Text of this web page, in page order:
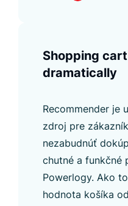
Shopping
dramatically
Recommender je
zdroj pre
nezabudnúť
chutné a funkčné
Powerlogy. Ako
hodnota košíka